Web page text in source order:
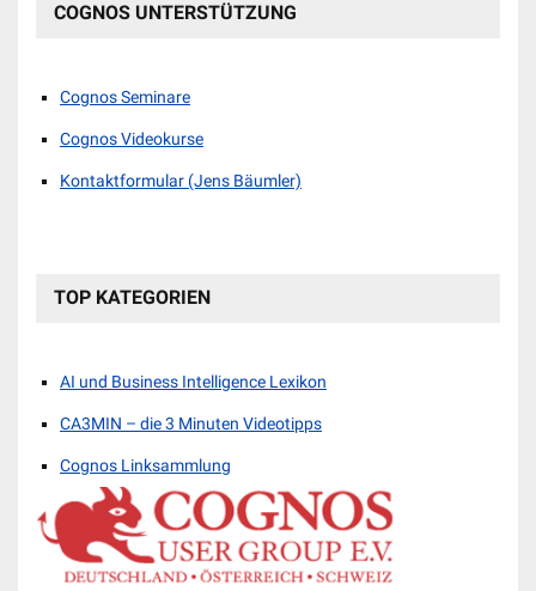
COGNOS UNTERSTÜTZUNG
Cognos Seminare
Cognos Videokurse
Kontaktformular (Jens Bäumler)
TOP KATEGORIEN
AI und Business Intelligence Lexikon
CA3MIN – die 3 Minuten Videotipps
Cognos Linksammlung